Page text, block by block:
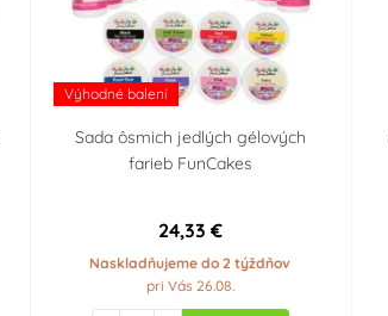
Výhodné balení
Sada ôsmich jedlých gélových
farieb FunCakes
24,33 €
Naskladňujeme do 2 týždňov
pri Vás 26.08.